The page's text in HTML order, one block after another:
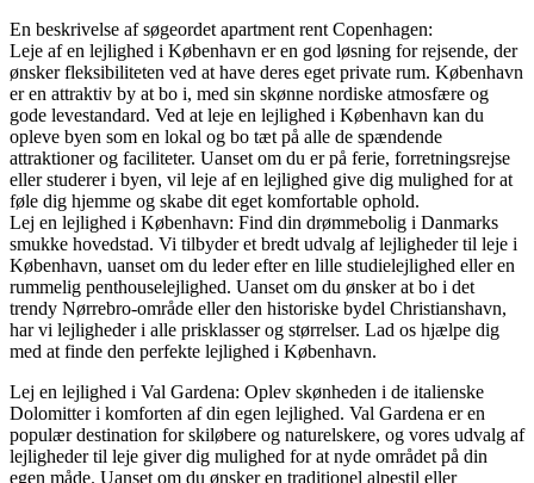
En beskrivelse af søgeordet apartment rent Copenhagen:
Leje af en lejlighed i København er en god løsning for rejsende, der
ønsker fleksibiliteten ved at have deres eget private rum. København
er en attraktiv by at bo i, med sin skønne nordiske atmosfære og
gode levestandard. Ved at leje en lejlighed i København kan du
opleve byen som en lokal og bo tæt på alle de spændende
attraktioner og faciliteter. Uanset om du er på ferie, forretningsrejse
eller studerer i byen, vil leje af en lejlighed give dig mulighed for at
føle dig hjemme og skabe dit eget komfortable ophold.
Lej en lejlighed i København: Find din drømmebolig i Danmarks
smukke hovedstad. Vi tilbyder et bredt udvalg af lejligheder til leje i
København, uanset om du leder efter en lille studielejlighed eller en
rummelig penthouselejlighed. Uanset om du ønsker at bo i det
trendy Nørrebro-område eller den historiske bydel Christianshavn,
har vi lejligheder i alle prisklasser og størrelser. Lad os hjælpe dig
med at finde den perfekte lejlighed i København.
Lej en lejlighed i Val Gardena: Oplev skønheden i de italienske
Dolomitter i komforten af din egen lejlighed. Val Gardena er en
populær destination for skiløbere og naturelskere, og vores udvalg af
lejligheder til leje giver dig mulighed for at nyde området på din
egen måde. Uanset om du ønsker en traditionel alpestil eller